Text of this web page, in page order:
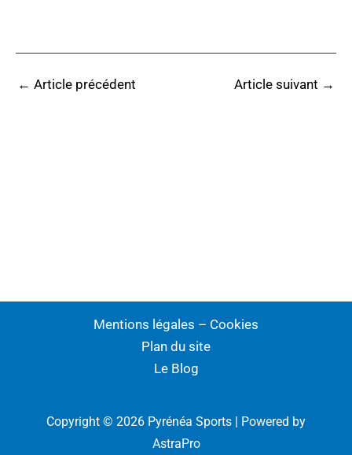
← Article précédent Article suivant →
Mentions légales – Cookies
Plan du site
Le Blog
Copyright © 2026 Pyrénéa Sports | Powered by
AstraPro